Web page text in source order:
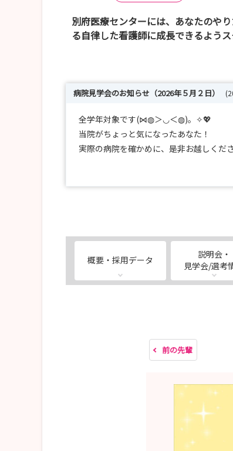
別府医療センターには、あなたのや
る自律した看護師に成長できるよう
病院見学会のお知らせ（2026年５月２日）
全学年対象です(⋈◍＞◡＜◍)。✧💖
当院がちょっと気になったあなた！
実際の病院を確かめに、是非お越しくだ
🎶施設の概要説明
🎶スタッフとの座談会
概要・採用データ
説明会・
見学会/選考
前の先輩